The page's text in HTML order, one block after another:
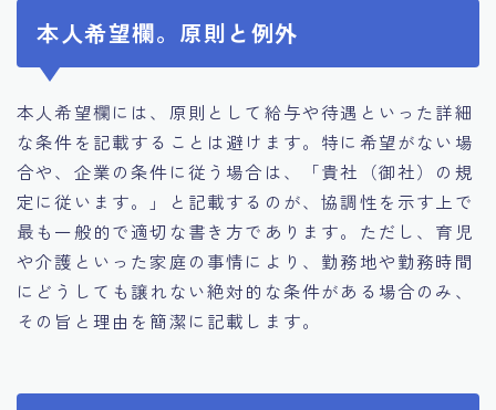
本人希望欄。原則と例外
本人希望欄には、原則として給与や待遇といった詳細
な条件を記載することは避けます。特に希望がない場
合や、企業の条件に従う場合は、「貴社（御社）の規
定に従います。」と記載するのが、協調性を示す上で
最も一般的で適切な書き方であります。ただし、育児
や介護といった家庭の事情により、勤務地や勤務時間
にどうしても譲れない絶対的な条件がある場合のみ、
その旨と理由を簡潔に記載します。